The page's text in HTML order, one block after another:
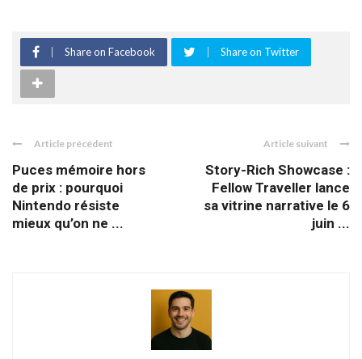
Share on Facebook Share on Twitter
Article précédent
Puces mémoire hors
de prix : pourquoi
Nintendo résiste
mieux qu’on ne ...
Article suivant
Story-Rich Showcase :
Fellow Traveller lance
sa vitrine narrative le 6
juin ...